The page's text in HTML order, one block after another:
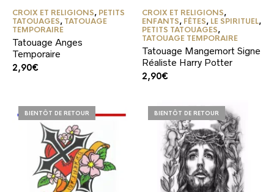
CROIX ET RELIGIONS, PETITS
TATOUAGES, TATOUAGE
TEMPORAIRE
Tatouage Anges
Temporaire
2,90€
CROIX ET RELIGIONS,
ENFANTS, FÊTES, LE SPIRITUEL,
PETITS TATOUAGES,
TATOUAGE TEMPORAIRE
Tatouage Mangemort Signe
Réaliste Harry Potter
2,90€
BIENTÔT DE RETOUR BIENTÔT DE RETOUR